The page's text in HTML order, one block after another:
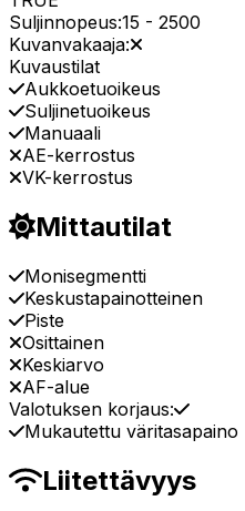
Suljinnopeus:15 - 2500
Kuvanvakaaja:
Kuvaustilat
Aukkoetuoikeus
Suljinetuoikeus
Manuaali
AE-kerrostus
VK-kerrostus
Mittautilat
Monisegmentti
Keskustapainotteinen
Piste
Osittainen
Keskiarvo
AF-alue
Valotuksen korjaus:
Mukautettu väritasapaino
Liitettävyys